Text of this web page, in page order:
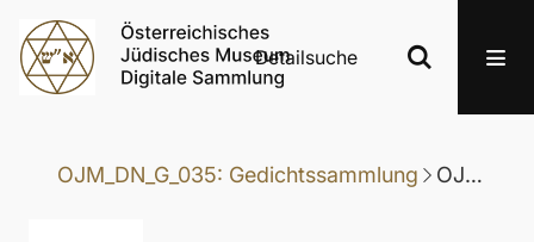
Detailsuche
OJM_DN_G_035: Gedichtssammlung OJM_DN_G_035-081: Gedicht